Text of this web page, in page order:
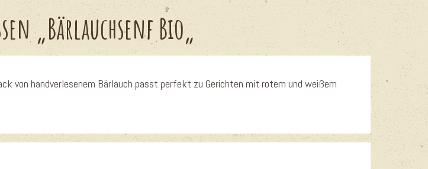
„Bärlauchsenf Bio„
von handverlesenem Bärlauch passt perfekt zu Gerichten mit rotem und weißem